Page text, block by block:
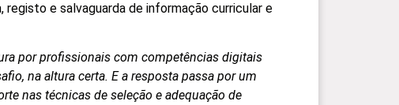
e salvaguarda de informação curricular e
por profissionais com competências digitais
na altura certa. E a resposta passa por um
nas técnicas de seleção e adequação de